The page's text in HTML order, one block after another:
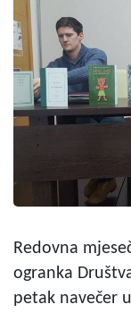
Redovna
ogranka
petak navečer